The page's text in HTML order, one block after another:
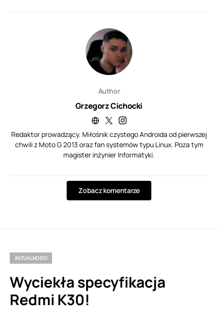
Author
Grzegorz Cichocki
Redaktor prowadzący. Miłośnik czystego Androida od pierwszej
chwili z Moto G 2013 oraz fan systemów typu Linux. Poza tym
magister inżynier Informatyki.
Zobacz komentarze
AKTUALNOŚCI
Wyciekła specyfikacja
Redmi K30!